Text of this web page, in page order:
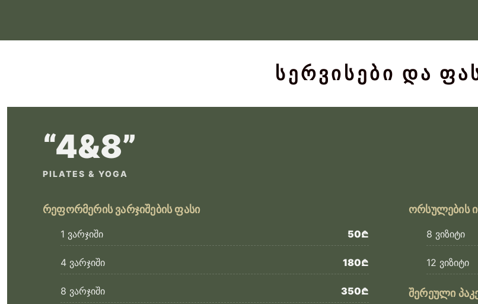
სერვისები და
“4&8”
PILATES & YOGA
რეფორმერის ვარჯიშების ფასი
1 ვარჯიში 50₾
4 ვარჯიში 180₾
8 ვარჯიში 350₾
ორსულების
8 ვიზიტი
12 ვიზიტი
შერეული